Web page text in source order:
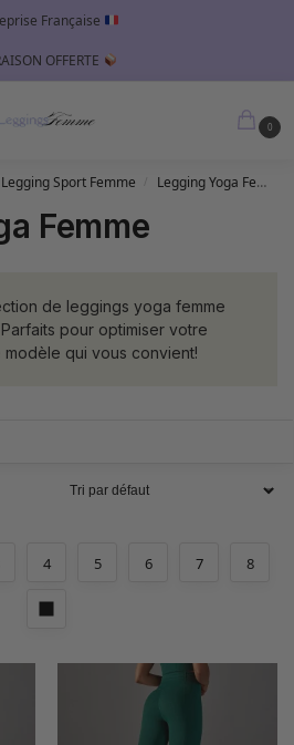
Française
OFFERTE
0
Legging Sport Femme Legging Yoga Femme
Femme
de leggings yoga femme
pour optimiser votre
qui vous convient!
4 5 6 7 8